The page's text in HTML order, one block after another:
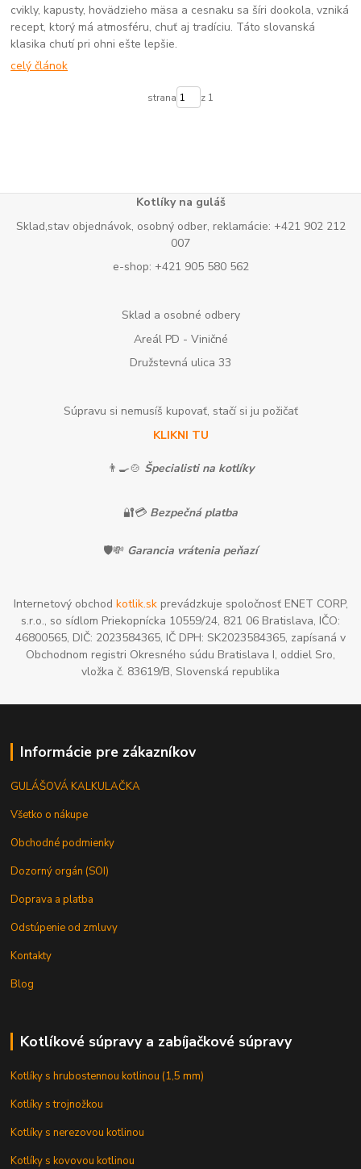
cvikly, kapusty, hovädzieho mäsa a cesnaku sa šíri dookola, vzniká
recept, ktorý má atmosféru, chuť aj tradíciu. Táto slovanská
klasika chutí pri ohni ešte lepšie.
celý článok
strana z 1
Kotlíky na guláš
Sklad,stav objednávok, osobný odber, reklamácie: +421 902 212
007
e-shop: +421 905 580 562
Sklad a osobné odbery
Areál PD - Viničné
Družstevná ulica 33
Súpravu si nemusíš kupovať, stačí si ju požičať
KLIKNI TU
👨‍🍳🍲 Špecialisti na kotlíky
🔐💳 Bezpečná platba
🛡️💸 Garancia vrátenia peňazí
Internetový obchod kotlik.skprevádzkuje spoločnosť ENET CORP,
s.r.o., so sídlom Priekopnícka 10559/24, 821 06 Bratislava, IČO:
46800565, DIČ: 2023584365, IČ DPH: SK2023584365, zapísaná v
Obchodnom registri Okresného súdu Bratislava I, oddiel Sro,
vložka č. 83619/B, Slovenská republika
Informácie pre zákazníkov
GULÁŠOVÁ KALKULAČKA
Všetko o nákupe
Obchodné podmienky
Dozorný orgán (SOI)
Doprava a platba
Odstúpenie od zmluvy
Kontakty
Blog
Kotlíkové súpravy a zabíjačkové súpravy
Kotlíky s hrubostennou kotlinou (1,5 mm)
Kotlíky s trojnožkou
Kotlíky s nerezovou kotlinou
Kotlíky s kovovou kotlinou